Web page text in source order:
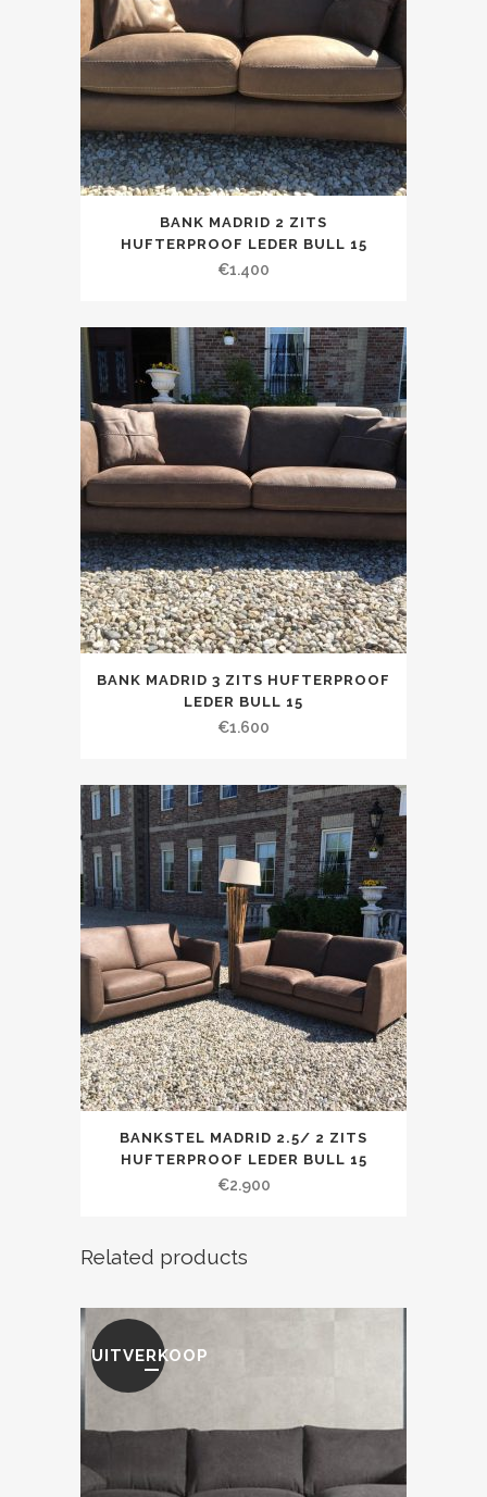
BANK MADRID 2 ZITS
HUFTERPROOF LEDER BULL 15
€1.400
BANK MADRID 3 ZITS HUFTERPROOF
LEDER BULL 15
€1.600
BANKSTEL MADRID 2.5/ 2 ZITS
HUFTERPROOF LEDER BULL 15
€2.900
Related products
UITVERKOOP